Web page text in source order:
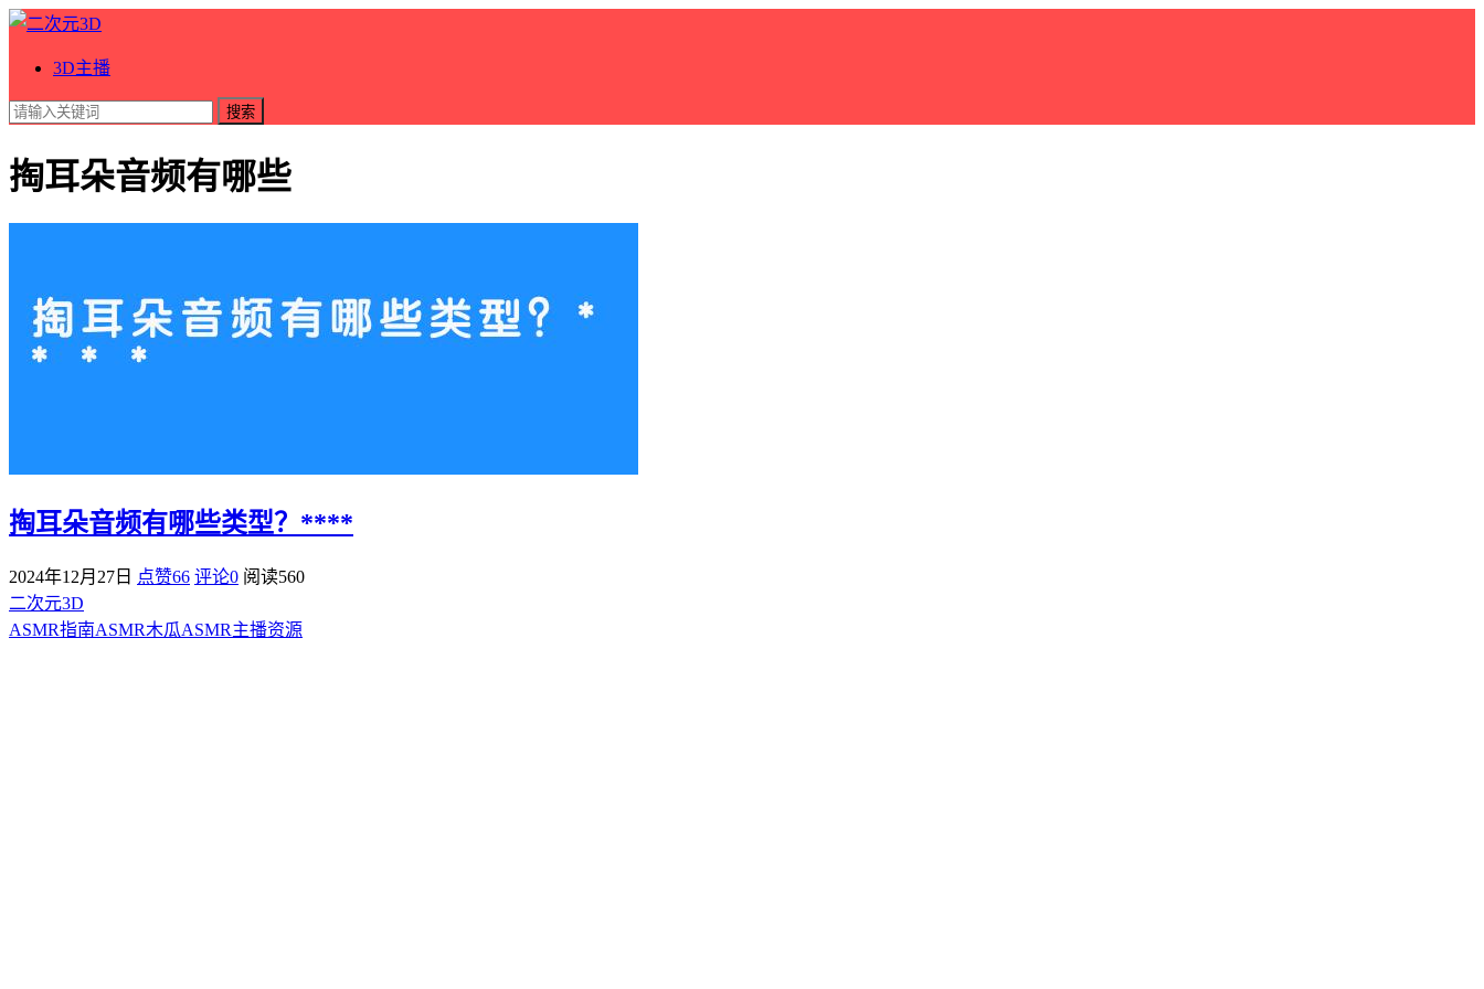
3D主播
搜索
掏耳朵音频有哪些
掏耳朵音频有哪些类型？****
2024年12月27日 点赞66 评论0 阅读560
二次元3D
ASMR指南ASMR木瓜ASMR主播资源